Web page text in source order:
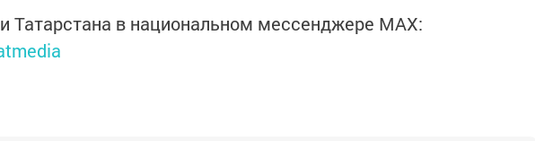
Татарстана в национальном мессенджере MАХ: